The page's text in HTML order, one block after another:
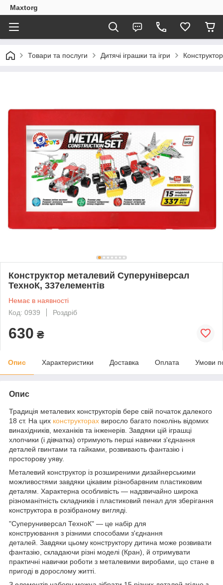
Maxtorg
Товари та послуги Дитячі іграшки та ігри
Конструктор металевий Суперуніверсал
ТехноК, 337елементів
Немає в наявності
Код: 0939
Роздріб
630 ₴
Опис Характеристики Доставка Оплата Умови
Опис
Традиція металевих конструкторів бере свій початок далекого
18 ст. На цих конструкторах виросло багато поколінь відомих
винахідників, механіків та інженерів. Завдяки цій іграшці
хлопчики (і дівчатка) отримують перші навички з'єднання
деталей гвинтами та гайками, розвивають фантазію і
просторову уяву.
Металевий конструктор із розширеними дизайнерськими
можливостями завдяки цікавим різнобарвним пластиковим
деталям. Характерна особливість — надзвичайно широка
різноманітність складників і пластиковий пенал для зберігання
конструктора в розібраному вигляді.
"Суперуниверсал ТехноК" — це набір для
конструювання з різними способами з'єднання
деталей. Завдяки цьому конструктору дитина може розвивати
фантазію, складаючи різні моделі (Кран), й отримувати
практичні навички роботи з металевими виробами, що стане в
пригоді в дорослому житті.